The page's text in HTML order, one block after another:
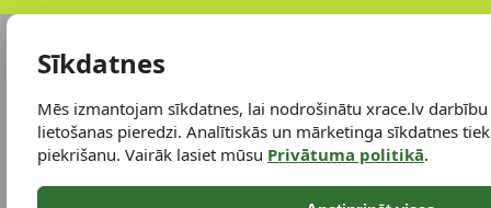
Sīkdatnes
Mēs izmantojam sīkdatnes, lai nodrošinātu xrace.lv
lietošanas pieredzi. Analītiskās un mārketinga sīkdatnes
piekrišanu. Vairāk lasiet mūsu Privātuma politikā.